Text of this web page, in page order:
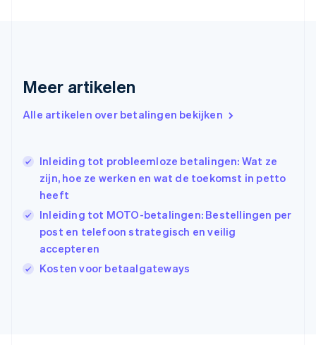
Meer artikelen
Alle artikelen over betalingen bekijken
Inleiding tot probleemloze betalingen: Wat ze
zijn, hoe ze werken en wat de toekomst in petto
heeft
Inleiding tot MOTO-betalingen: Bestellingen per
post en telefoon strategisch en veilig
accepteren
Kosten voor betaalgateways
English
Griekenland
English
Hongkong SAR, China
English简体中文
Ierland
India
English
Italië
Italiano